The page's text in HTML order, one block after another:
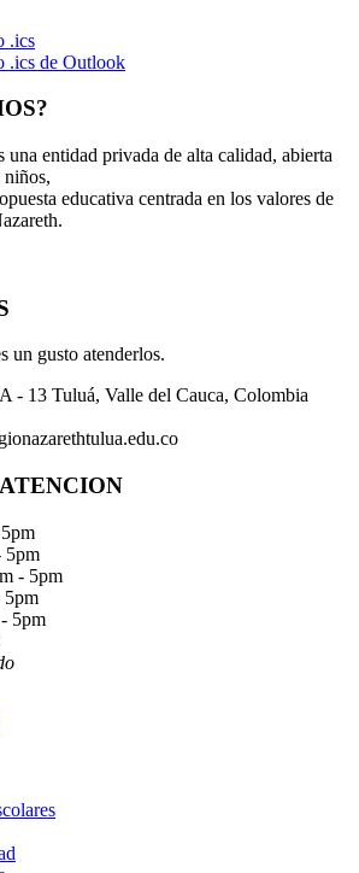
.ics
.ics de Outlook
entidad privada de alta calidad, abierta
niños,
educativa centrada en los valores de
un gusto atenderlos.
- 13 Tuluá, Valle del Cauca, Colombia
5pm
- 5pm
5pm
5pm